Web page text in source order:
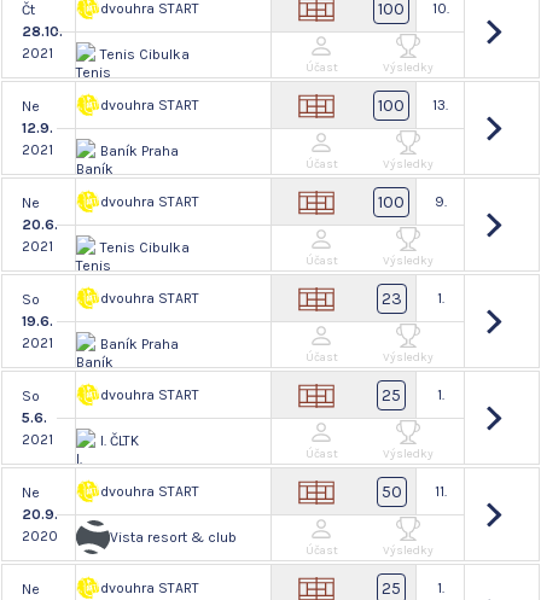
Čt
28.10.
2021
dvouhra START
Tenis Cibulka
100 10.
Účast Výsledky
Ne
12.9.
2021
dvouhra START
Baník Praha
100 13.
Účast Výsledky
Ne
20.6.
2021
dvouhra START
Tenis Cibulka
100 9.
Účast Výsledky
So
19.6.
2021
dvouhra START
Baník Praha
23 1.
Účast Výsledky
So
5.6.
2021
dvouhra START
I. ČLTK
25 1.
Účast Výsledky
Ne
20.9.
2020
dvouhra START
Vista resort & club
50 11.
Účast Výsledky
Ne
dvouhra START 25 1.